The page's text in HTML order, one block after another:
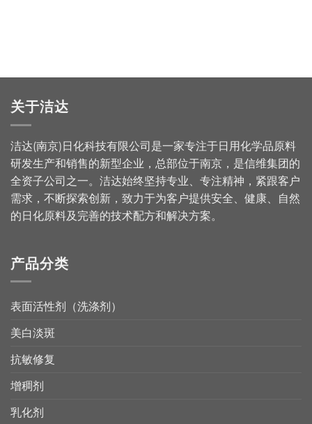
关于洁达
洁达(南京)日化科技有限公司是一家专注于日用化学品原料
研发生产和销售的新型企业，总部位于南京，是信维集团的
全资子公司之一。洁达始终坚持专业、专注精神，紧跟客户
需求，不断探索创新，致力于为客户提供安全、健康、自然
的日化原料及完善的技术配方和解决方案。
产品分类
表面活性剂（洗涤剂）
美白淡斑
抗敏修复
增稠剂
乳化剂